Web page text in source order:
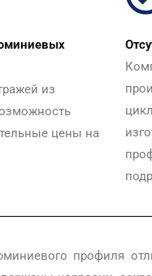
из
цены на
профиля